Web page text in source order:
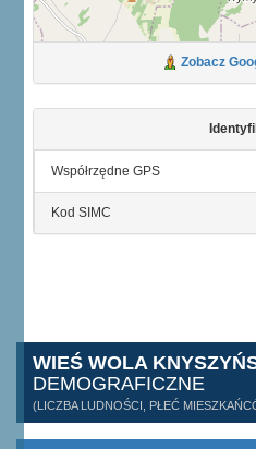
Zobacz
Współrzędne GPS
Kod SIMC
WIEŚ WOLA
DEMOGRAFICZNE
(LICZBA LUDNOŚCI, PŁEĆ